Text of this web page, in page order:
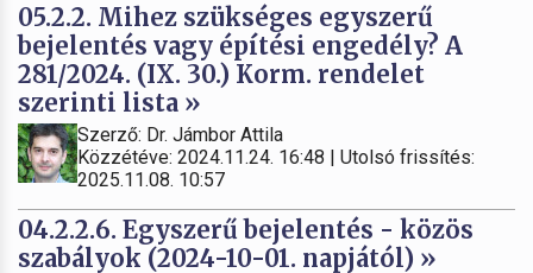
05.2.2. Mihez szükséges egyszerű
bejelentés vagy építési engedély? A
281/2024. (IX. 30.) Korm. rendelet
szerinti lista »
Szerző: Dr. Jámbor Attila
Közzétéve: 2024.11.24. 16:48 | Utolsó frissítés:
2025.11.08. 10:57
04.2.2.6. Egyszerű bejelentés - közös
szabályok (2024-10-01. napjától) »